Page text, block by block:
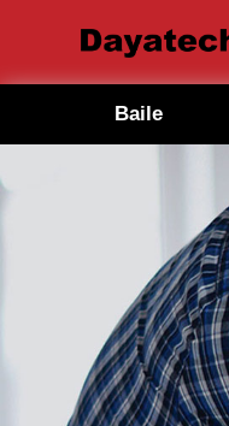
Baile